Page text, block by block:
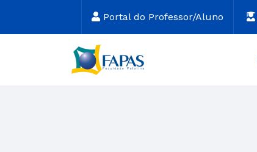
Portal do Professor/Aluno